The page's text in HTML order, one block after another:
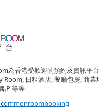
為香港受歡迎的預約及資訊平
Room, 日租酒店, 餐廳包房, 商業
P 等等